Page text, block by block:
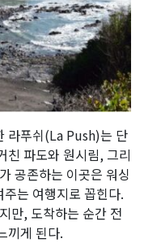
라푸쉬(La Push)는 단
친 파도와 원시림, 그리
공존하는 이곳은 워싱
는 여행지로 꼽힌다.
만, 도착하는 순간 전
끼게 된다.